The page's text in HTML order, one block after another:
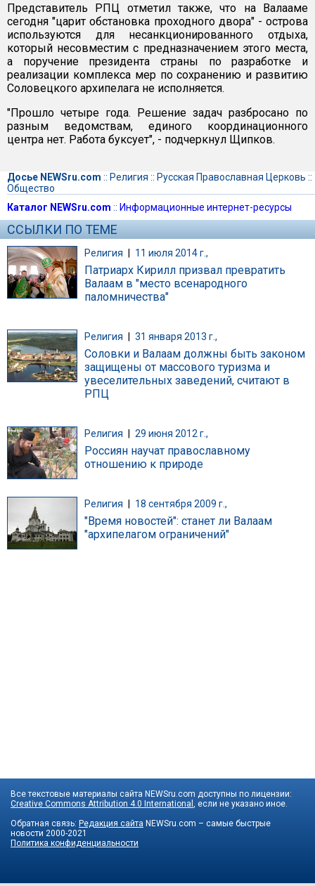
Представитель РПЦ отметил также, что на Валааме
сегодня "царит обстановка проходного двора" - острова
используются для несанкционированного отдыха,
который несовместим с предназначением этого места,
а поручение президента страны по разработке и
реализации комплекса мер по сохранению и развитию
Соловецкого архипелага не исполняется.
"Прошло четыре года. Решение задач разбросано по
разным ведомствам, единого координационного
центра нет. Работа буксует", - подчеркнул Щипков.
Досье NEWSru.com :: Религия :: Русская Православная Церковь ::
Общество
Каталог NEWSru.com :: Информационные интернет-ресурсы
ССЫЛКИ ПО ТЕМЕ
Религия | 11 июля 2014 г.,
Патриарх Кирилл призвал превратить
Валаам в "место всенародного
паломничества"
Религия 31 января 2013 г.,
Соловки и Валаам должны быть законом
защищены от массового туризма и
увеселительных заведений, считают в
РПЦ
Религия 29 июня 2012 г.,
Россиян научат православному
отношению к природе
Религия 18 сентября 2009 г.,
"Время новостей": станет ли Валаам
"архипелагом ограничений"
Все текстовые материалы сайта NEWSru.com доступны по лицензии:
Creative Commons Attribution 4.0 International
, если не указано иное.
Обратная связь: Редакция сайта NEWSru.com – самые быстрые
новости 2000-2021
Политика конфиденциальности